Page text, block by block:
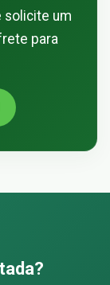
solicite um
para